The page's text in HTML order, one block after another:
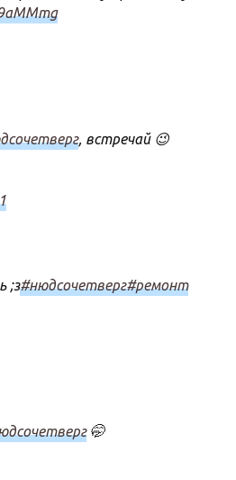
, встречай 😉
;з#нюдсочетверг#ремонт
🤭